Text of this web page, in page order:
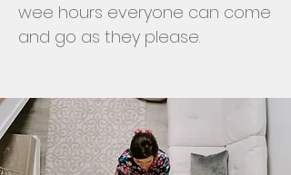
wee hours everyone can come
and go as they please.